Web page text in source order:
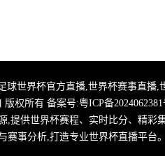
球世界杯官方直播,世界杯赛事直
版权所有 备案号:粤ICP备2024062381
提供世界杯赛程、实时比分、精
赛事分析,打造专业世界杯直播平台。